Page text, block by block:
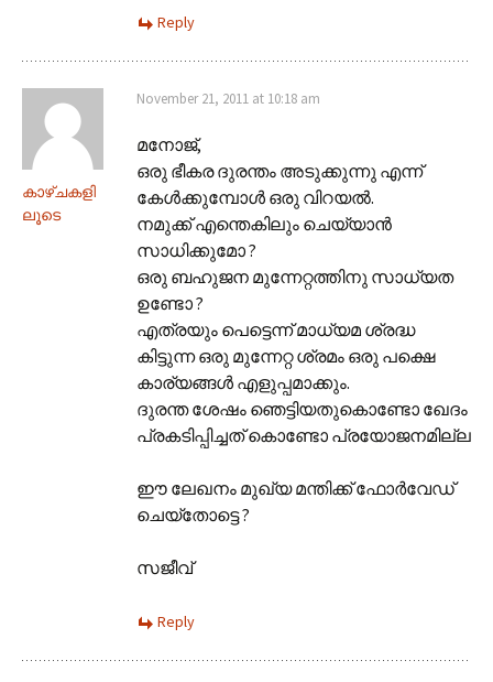
Reply
കാഴ്ചകളി
ലൂടെ
November 21, 2011 at 10:18 am
മനോജ്‌,
ഒരു ഭീകര ദുരന്തം അടുക്കുന്നു എന്ന്
കേള്‍ക്കുമ്പോള്‍ ഒരു വിറയല്‍.
നമുക്ക് എന്തെകിലും ചെയ്യാന്‍
സാധിക്കുമോ ?
ഒരു ബഹുജന മുന്നേറ്റത്തിനു സാധ്യത
ഉണ്ടോ ?
എത്രയും പെട്ടെന്ന് മാധ്യമ ശ്രദ്ധ
കിട്ടുന്ന ഒരു മുന്നേറ്റ ശ്രമം ഒരു പക്ഷെ
കാര്യങ്ങള്‍ എളുപ്പമാക്കും.
ദുരന്ത ശേഷം ഞെട്ടിയതുകൊണ്ടോ ഖേദം
പ്രകടിപ്പിച്ചത് കൊണ്ടോ പ്രയോജനമില്ല
ഈ ലേഖനം മുഖ്യ മന്തിക്ക് ഫോര്‍വേഡ്
ചെയ്തോട്ടെ ?
സജീവ്‌
Reply